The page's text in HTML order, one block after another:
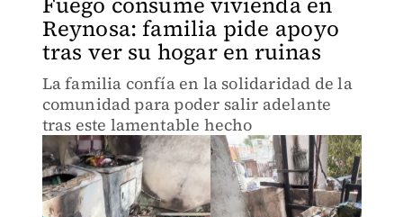
Reynosa: familia pide apoyo
tras ver su hogar en ruinas
La familia confía en la solidaridad de la
comunidad para poder salir adelante
tras este lamentable hecho